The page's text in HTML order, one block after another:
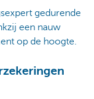
gedurende
een nauw
op de hoogte.